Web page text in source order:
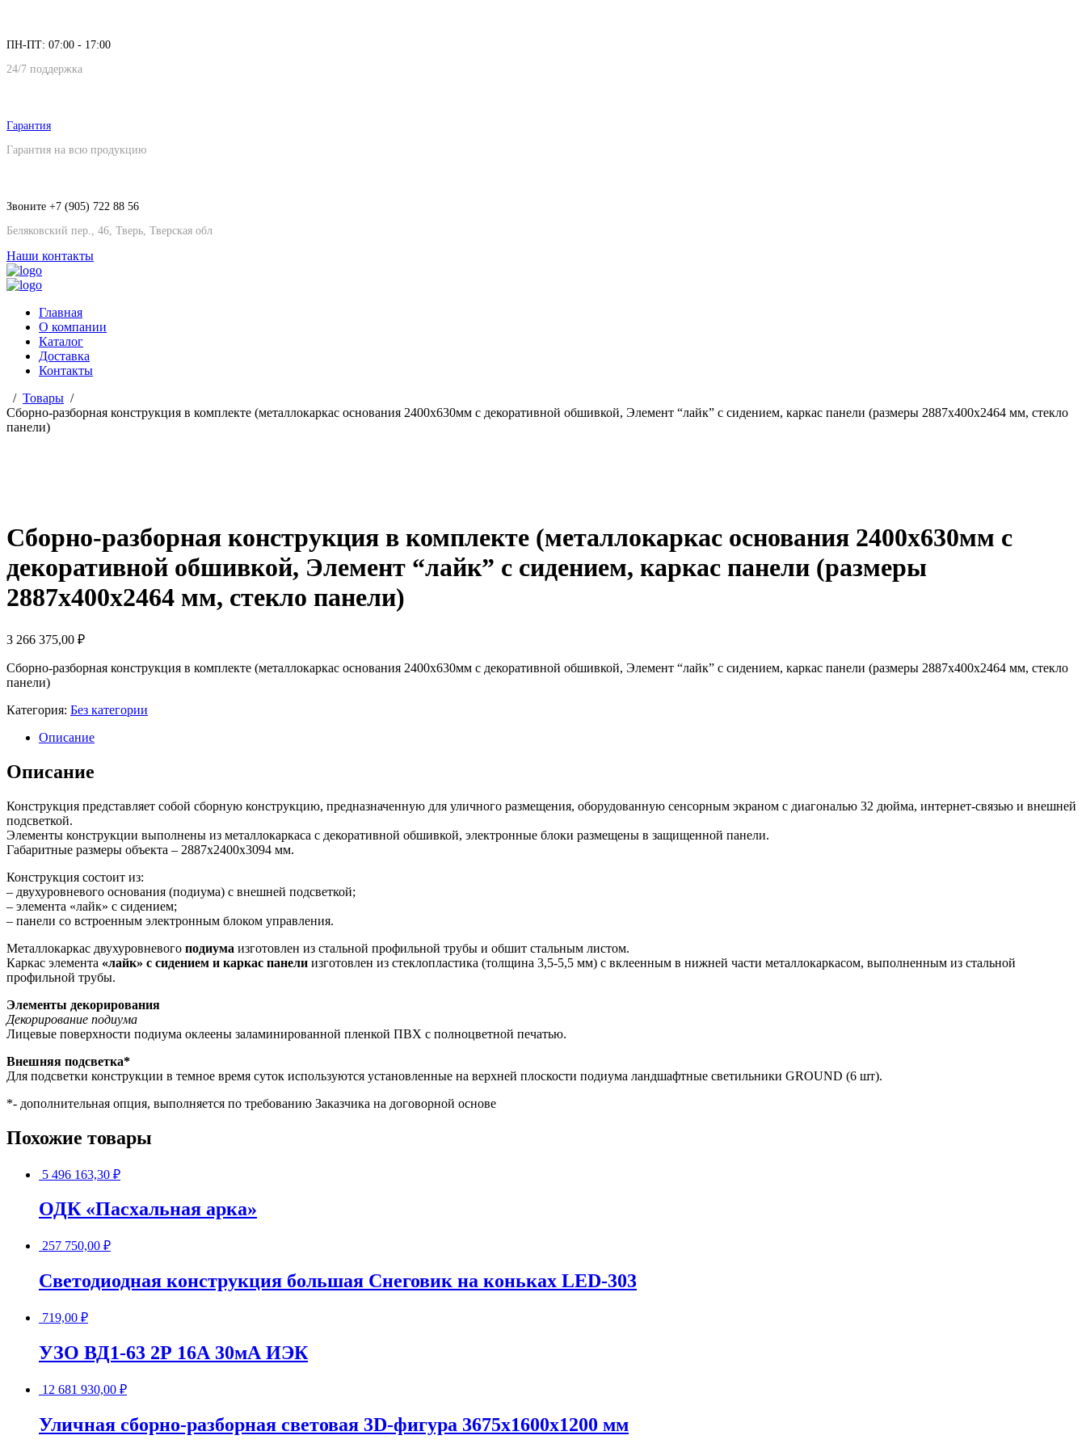
ПН-ПТ: 07:00 - 17:00
24/7 поддержка
Гарантия
Гарантия на всю продукцию
Звоните +7 (905) 722 88 56
Беляковский пер., 46, Тверь, Тверская обл
Наши контакты
Главная
О компании
Каталог
Доставка
Контакты
Товары
Сборно-разборная конструкция в комплекте (металлокаркас основания 2400х630мм с декоративной обшивкой, Элемент “лайк” с сидением, каркас панели (размеры 2887х400х2464 мм, стекло
панели)
Сборно-разборная конструкция в комплекте (металлокаркас основания 2400х630мм с
декоративной обшивкой, Элемент “лайк” с сидением, каркас панели (размеры
2887х400х2464 мм, стекло панели)
3 266 375,00 ₽
Сборно-разборная конструкция в комплекте (металлокаркас основания 2400х630мм с декоративной обшивкой, Элемент “лайк” с сидением, каркас панели (размеры 2887х400х2464 мм, стекло
панели)
Категория: Без категории
Описание
Описание
Конструкция представляет собой сборную конструкцию, предназначенную для уличного размещения, оборудованную сенсорным экраном с диагональю 32 дюйма, интернет-связью и внешней
подсветкой.
Элементы конструкции выполнены из металлокаркаса с декоративной обшивкой, электронные блоки размещены в защищенной панели.
Габаритные размеры объекта – 2887х2400х3094 мм.
Конструкция состоит из:
– двухуровневого основания (подиума) с внешней подсветкой;
– элемента «лайк» с сидением;
– панели со встроенным электронным блоком управления.
Металлокаркас двухуровневого подиума изготовлен из стальной профильной трубы и обшит стальным листом.
Каркас элемента «лайк» с сидением и каркас панели изготовлен из стеклопластика (толщина 3,5-5,5 мм) с вклеенным в нижней части металлокаркасом, выполненным из стальной
профильной трубы.
Элементы декорирования
Декорирование подиума
Лицевые поверхности подиума оклеены заламинированной пленкой ПВХ с полноцветной печатью.
Внешняя подсветка*
Для подсветки конструкции в темное время суток используются установленные на верхней плоскости подиума ландшафтные светильники GROUND (6 шт).
*- дополнительная опция, выполняется по требованию Заказчика на договорной основе
Похожие товары
5 496 163,30 ₽
ОДК «Пасхальная арка»
257 750,00 ₽
Светодиодная конструкция большая Снеговик на коньках LED-303
719,00 ₽
УЗО ВД1-63 2Р 16А 30мА ИЭК
12 681 930,00 ₽
Уличная сборно-разборная световая 3D-фигура 3675х1600х1200 мм